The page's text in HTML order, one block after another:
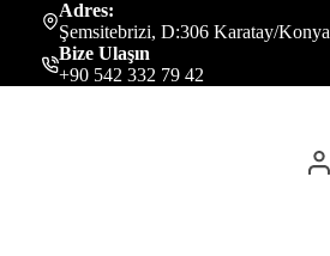
Adres:
Şemsitebrizi, D:306 Karatay/Konya
Bize Ulaşın
+90 542 332 79 42